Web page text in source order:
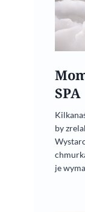
SPA
by
je